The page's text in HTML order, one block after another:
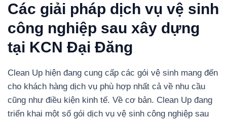
Các giải pháp dịch vụ vệ sinh
công nghiệp sau xây dựng
tại KCN Đại Đăng
Clean Up hiện đang cung cấp các gói vệ sinh mang đến
cho khách hàng dịch vụ phù hợp nhất cả về nhu cầu
cũng như điều kiện kinh tế. Về cơ bản. Clean Up đang
triển khai một số gói dịch vụ vệ sinh công nghiệp sau